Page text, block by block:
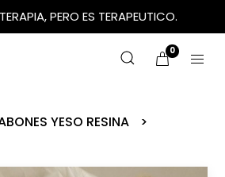
PERO ES TERAPEUTICO.
0
YESO RESINA